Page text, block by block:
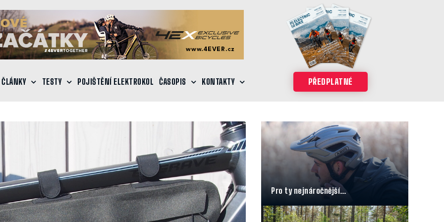
ČLÁNKY TESTY POJIŠTĚNÍ ELEKTROKOL ČASOPIS KONTAKTY PŘEDPLATNÉ
Pro ty nejnáročnější…